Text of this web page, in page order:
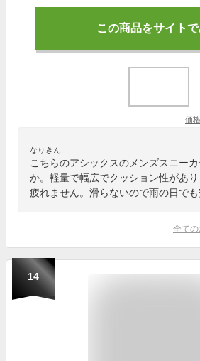
この商品をサイト
価
なりきん
こちらのアシックスのメンズスニー
か。軽量で幅広でクッション性があ
疲れません。滑らないので雨の日でも
全ての
14